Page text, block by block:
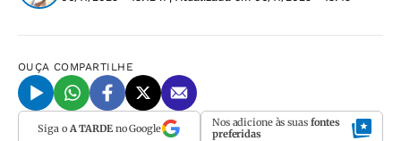
OUÇA COMPARTILHE
Siga o A TARDEno Google Nos adicione às suas fontes
preferidas